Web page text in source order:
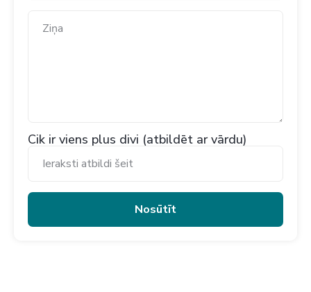
Cik ir viens plus divi (atbildēt ar vārdu)
Nosūtīt